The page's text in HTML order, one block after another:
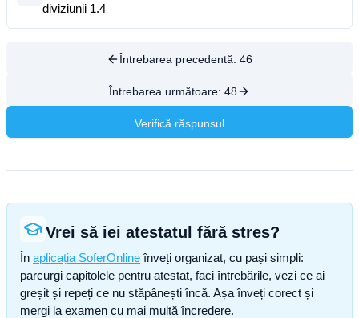
diviziunii 1.4
Întrebarea precedentă: 46
Întrebarea următoare: 48
Verifică răspunsul
Vrei să iei atestatul fără stres?
În aplicația SoferOnline înveți organizat, cu pași simpli:
parcurgi capitolele pentru atestat, faci întrebările, vezi ce ai
greșit și repeți ce nu stăpânești încă. Așa înveți corect și
mergi la examen cu mai multă încredere.